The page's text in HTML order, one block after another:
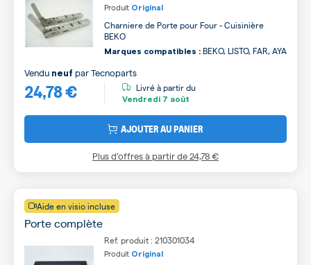
Produit Original
Charniere de Porte pour Four - Cuisinière
BEKO
Marques compatibles : BEKO, LISTO, FAR, AYA
24,78 €
Vendu neuf parTecnoparts
Livré à partir du
Vendredi 7 août
AJOUTER AU PANIER
Plus d’offres à partir de24,78 €
Aide en visio incluse
Porte complète
Ref. produit : 210301034
Produit Original